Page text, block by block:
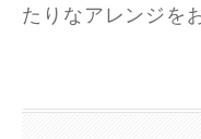
たりなアレンジを